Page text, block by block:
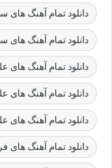
دانلود تمام آهنگ های
دانلود تمام آهنگ های
دانلود تمام آهنگ
دانلود تمام آهنگ های
دانلود تمام آهنگ های
دانلود تمام آهنگ های